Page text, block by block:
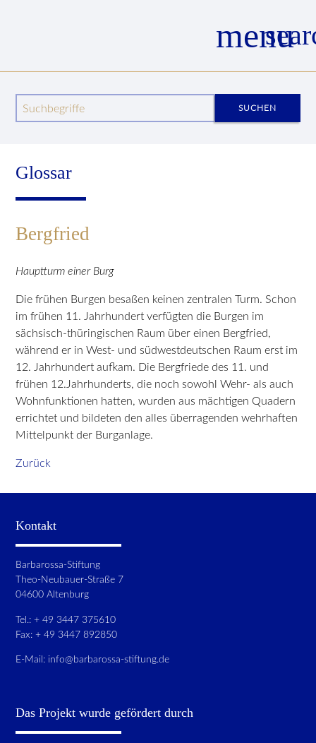
menu
Suchbegriffe SUCHEN
Wege zum Mittelalter
Wissenswertes
Glossar
Bergfried
Glossar
Bergfried
Hauptturm einer Burg
Die frühen Burgen besaßen keinen zentralen Turm. Schon
im frühen 11. Jahrhundert verfügten die Burgen im
sächsisch-thüringischen Raum über einen Bergfried,
während er in West- und südwestdeutschen Raum erst im
12. Jahrhundert aufkam. Die Bergfriede des 11. und
frühen 12.Jahrhunderts, die noch sowohl Wehr- als auch
Wohnfunktionen hatten, wurden aus mächtigen Quadern
errichtet und bildeten den alles überragenden wehrhaften
Mittelpunkt der Burganlage.
Zurück
Kontakt
Barbarossa-Stiftung
Theo-Neubauer-Straße 7
04600 Altenburg
Tel.: + 49 3447 375610
Fax: + 49 3447 892850
E-Mail: info@barbarossa-stiftung.de
Das Projekt wurde gefördert durch